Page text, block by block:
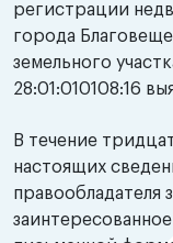
регистрации
города
земельного
28:01:010108:16
В течение
настоящих
правообладателя